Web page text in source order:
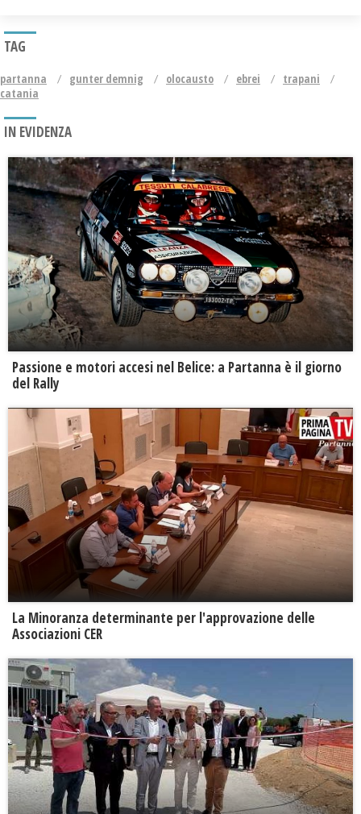
TAG
partanna gunter demnig olocausto ebrei
trapani
catania
IN EVIDENZA
Passione e motori accesi nel Belice: a Partanna è il giorno
del Rally
La Minoranza determinante per l'approvazione delle
Associazioni CER